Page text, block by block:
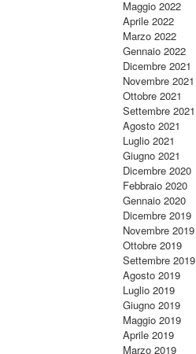
Maggio 2022
Aprile 2022
Marzo 2022
Gennaio 2022
Dicembre 2021
Novembre 2021
Ottobre 2021
Settembre 2021
Agosto 2021
Luglio 2021
Giugno 2021
Dicembre 2020
Febbraio 2020
Gennaio 2020
Dicembre 2019
Novembre 2019
Ottobre 2019
Settembre 2019
Agosto 2019
Luglio 2019
Giugno 2019
Maggio 2019
Aprile 2019
Marzo 2019